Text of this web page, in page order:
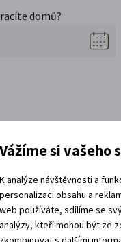
domů?
Akce,
Vážíme si vašeho
K analýze návštěvnosti a
personalizaci obsahu a
web používáte, sdílíme se
analýzy, kteří mohou být ze